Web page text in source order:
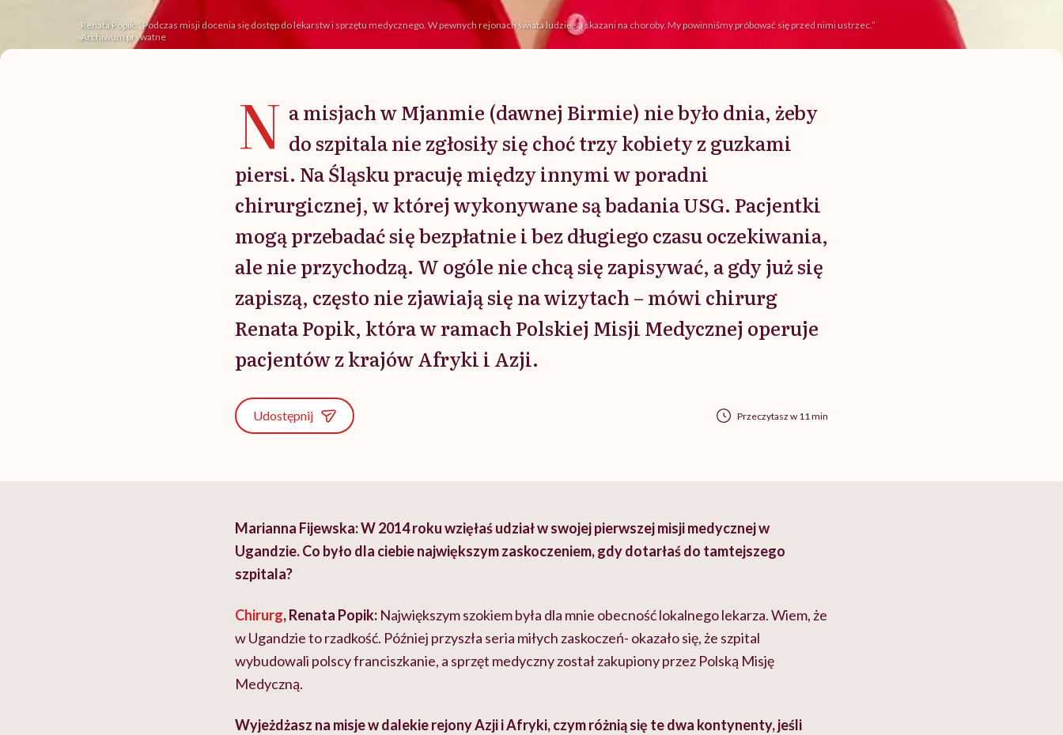
Renata Popik: „Podczas misji docenia się dostęp do lekarstw i sprzętu medycznego. W pewnych rejonach świata ludzie są skazani na choroby. My powinniśmy próbować się przed nimi ustrzec.”
Archiwum prywatne
N a misjach w Mjanmie (dawnej Birmie) nie było dnia, żeby
do szpitala nie zgłosiły się choć trzy kobiety z guzkami
piersi. Na Śląsku pracuję między innymi w poradni
chirurgicznej, w której wykonywane są badania USG. Pacjentki
mogą przebadać się bezpłatnie i bez długiego czasu oczekiwania,
ale nie przychodzą. W ogóle nie chcą się zapisywać, a gdy już się
zapiszą, często nie zjawiają się na wizytach – mówi chirurg
Renata Popik, która w ramach Polskiej Misji Medycznej operuje
pacjentów z krajów Afryki i Azji.
Udostępnij Przeczytasz w 11 min
Marianna Fijewska: W 2014 roku wzięłaś udział w swojej pierwszej misji medycznej w
Ugandzie. Co było dla ciebie największym zaskoczeniem, gdy dotarłaś do tamtejszego
szpitala?
Chirurg, Renata Popik: Największym szokiem była dla mnie obecność lokalnego lekarza. Wiem, że
w Ugandzie to rzadkość. Później przyszła seria miłych zaskoczeń- okazało się, że szpital
wybudowali polscy franciszkanie, a sprzęt medyczny został zakupiony przez Polską Misję
Medyczną.
Wyjeżdżasz na misje w dalekie rejony Azji i Afryki, czym różnią się te dwa kontynenty, jeśli